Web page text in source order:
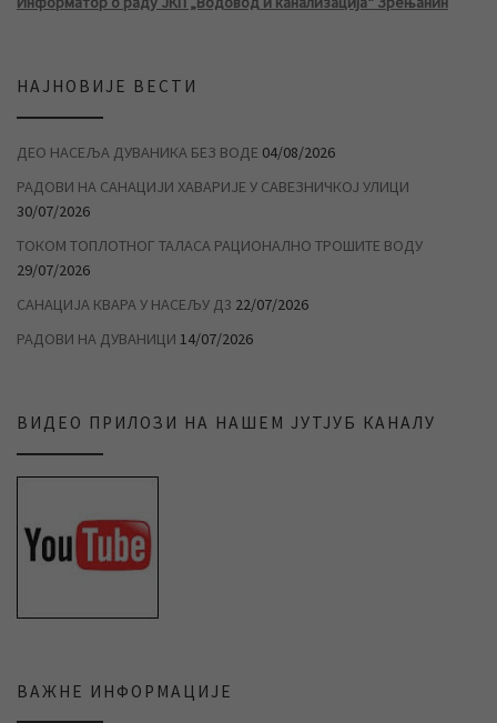
НАЈНОВИЈЕ ВЕСТИ
ДЕО НАСЕЉА ДУВАНИКА БЕЗ ВОДЕ 04/08/2026
РАДОВИ НА САНАЦИЈИ ХАВАРИЈЕ У САВЕЗНИЧКОЈ УЛИЦИ
30/07/2026
ТОКОМ ТОПЛОТНОГ ТАЛАСА РАЦИОНАЛНО ТРОШИТЕ ВОДУ
29/07/2026
САНАЦИЈА КВАРА У НАСЕЉУ Д3 22/07/2026
РАДОВИ НА ДУВАНИЦИ 14/07/2026
ВИДЕО ПРИЛОЗИ НА НАШЕМ ЈУТЈУБ КАНАЛУ
ВАЖНЕ ИНФОРМАЦИЈЕ